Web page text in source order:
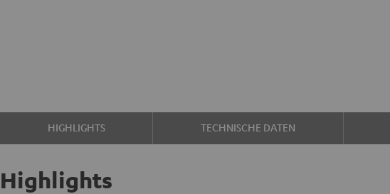
HIGHLIGHTS TECHNISCHE DATEN
Highlights